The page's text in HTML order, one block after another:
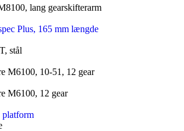
lang gearskifterarm
Plus, 165 mm længde
stål
M6100, 10-51, 12 gear
M6100, 12 gear